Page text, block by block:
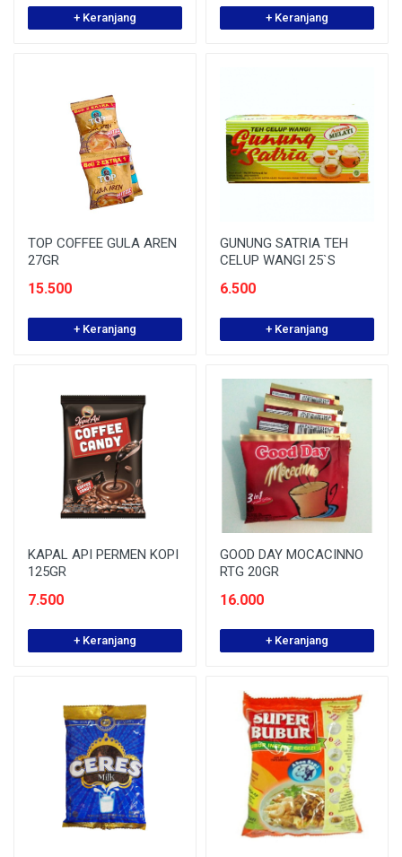
+ Keranjang + Keranjang
TOP COFFEE GULA AREN
27GR
15.500
+ Keranjang
GUNUNG SATRIA TEH
CELUP WANGI 25`S
6.500
+ Keranjang
KAPAL API PERMEN KOPI
125GR
7.500
+ Keranjang
GOOD DAY MOCACINNO
RTG 20GR
16.000
+ Keranjang